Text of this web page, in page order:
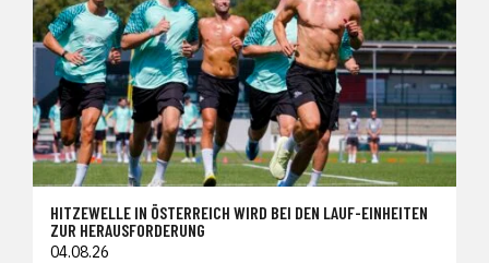
HITZEWELLE IN ÖSTERREICH WIRD BEI DEN LAUF-EINHEITEN
ZUR HERAUSFORDERUNG
04.08.26